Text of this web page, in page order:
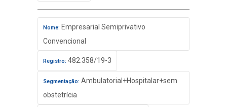
Nome: Empresarial Semiprivativo
Convencional
Registro: 482.358/19-3
Segmentação: Ambulatorial+Hospitalar+sem
obstetrícia